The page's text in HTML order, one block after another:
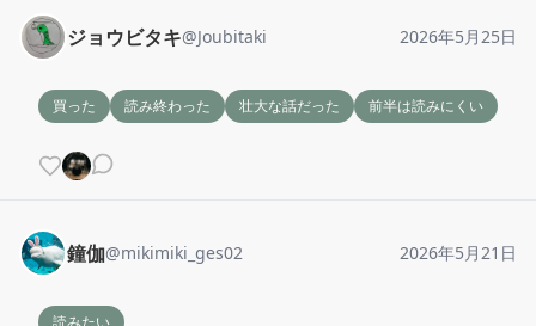
ジョウビタキ@Joubitaki 2026年5月25日
買った 読み終わった 壮大な話だった 前半は読みにくい
鐘伽@mikimiki_ges02 2026年5月21日
読みたい